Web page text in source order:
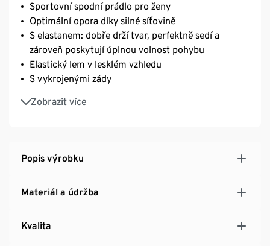
Sportovní spodní prádlo pro ženy
Optimální opora díky silné síťovině
S elastanem: dobře drží tvar, perfektně sedí a
zároveň poskytují úplnou volnost pohybu
Elastický lem v lesklém vzhledu
S vykrojenými zády
Zobrazit více
S funkcí přebalování
Popis výrobku
Materiál a údržba
Kvalita